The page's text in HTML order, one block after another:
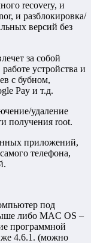
recovery, и
и разблокировка/
версий без
за собой
устройства и
с бубном,
Pay и т.д.
удаление
получения root.
приложений,
телефона,
под
либо MAC OS –
программной
4.6.1. (можно